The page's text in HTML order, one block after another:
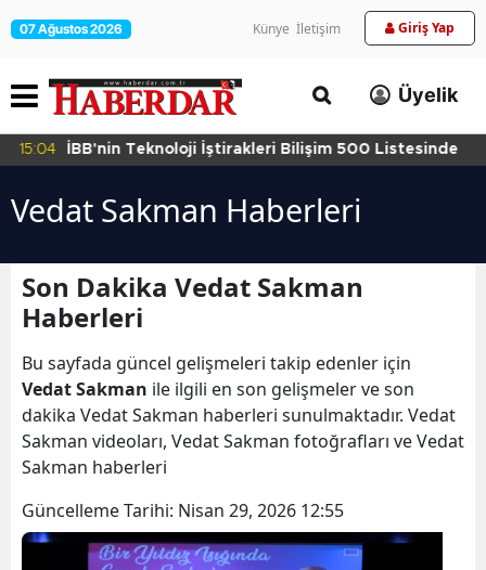
07 Ağustos 2026 Künye İletişim Giriş Yap
Üyelik
15:04 İBB'nin Teknoloji İştirakleri Bilişim 500 Listesinde
Vedat Sakman Haberleri
Son Dakika Vedat Sakman
Haberleri
Bu sayfada güncel gelişmeleri takip edenler için
Vedat Sakman ile ilgili en son gelişmeler ve son
dakika Vedat Sakman haberleri sunulmaktadır. Vedat
Sakman videoları, Vedat Sakman fotoğrafları ve Vedat
Sakman haberleri
Güncelleme Tarihi: Nisan 29, 2026 12:55